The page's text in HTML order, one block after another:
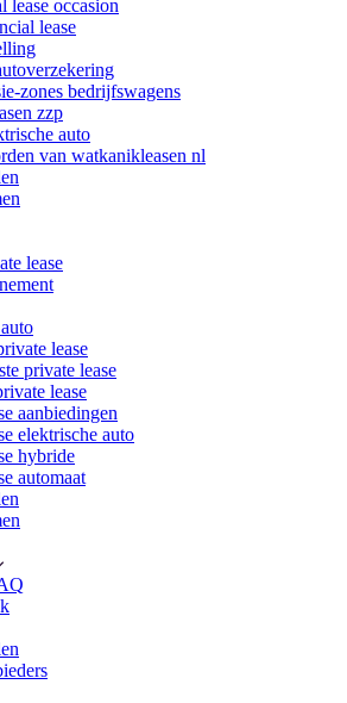
lease occasion
lease
zones bedrijfswagens
zzp
auto
van watkanikleasen nl
lease
lease
private lease
lease
aanbiedingen
elektrische auto
hybride
automaat